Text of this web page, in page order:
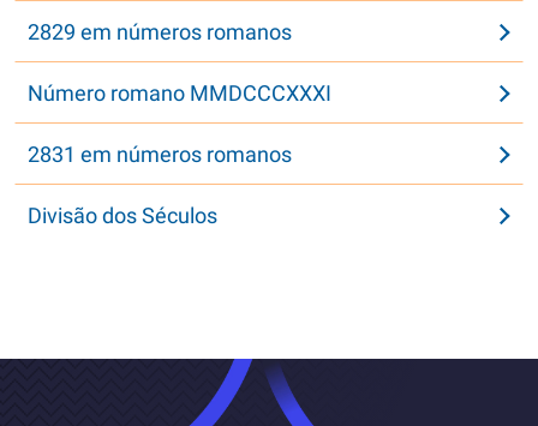
2829 em números romanos
Número romano MMDCCCXXXI
2831 em números romanos
Divisão dos Séculos